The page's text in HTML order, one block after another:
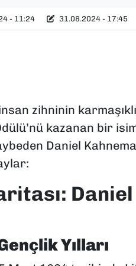
- 11:24 31.08.2024 - 17:45
zihninin
kazanan bir
Daniel
Daniel
Yılları